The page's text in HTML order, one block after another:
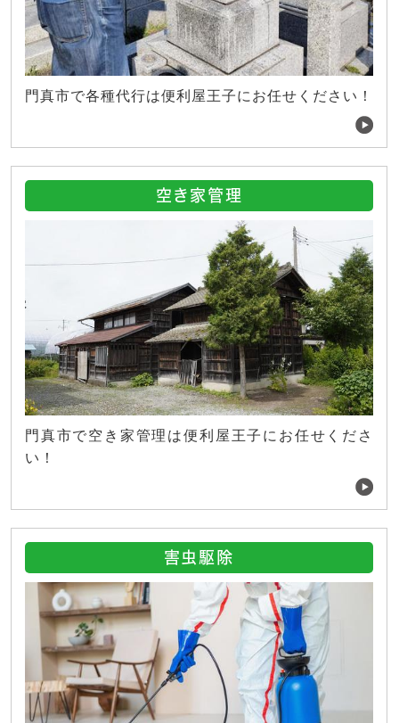
門真市で各種代行は便利屋王子にお任せください！
空き家管理
門真市で空き家管理は便利屋王子にお任せくださ
い！
害虫駆除